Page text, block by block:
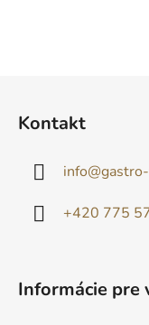
Kontakt
info@
+420 775
Informácie pre